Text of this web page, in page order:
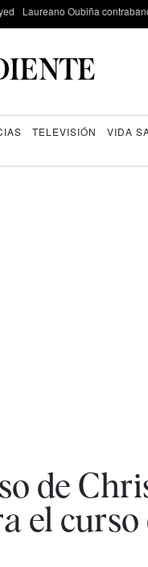
Laureano Oubiña
TELEVISIÓN VIDA
de
el curso